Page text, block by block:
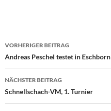
Beitragsnavigation
VORHERIGER BEITRAG
Andreas Peschel testet in Eschborn
NÄCHSTER BEITRAG
Schnellschach-VM, 1. Turnier